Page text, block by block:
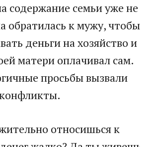
содержание семьи уже не
обратилась к мужу, чтобы
деньги на хозяйство и
матери оплачивал сам.
просьбы вызвали
относишься к